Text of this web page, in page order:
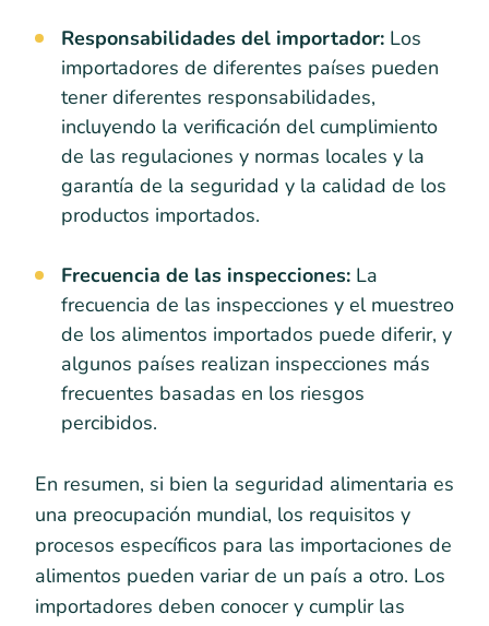
Responsabilidades del importador: Los
importadores de diferentes países pueden
tener diferentes responsabilidades,
incluyendo la verificación del cumplimiento
de las regulaciones y normas locales y la
garantía de la seguridad y la calidad de los
productos importados.
Frecuencia de las inspecciones: La
frecuencia de las inspecciones y el muestreo
de los alimentos importados puede diferir, y
algunos países realizan inspecciones más
frecuentes basadas en los riesgos
percibidos.
En resumen, si bien la seguridad alimentaria es
una preocupación mundial, los requisitos y
procesos específicos para las importaciones de
alimentos pueden variar de un país a otro. Los
importadores deben conocer y cumplir las